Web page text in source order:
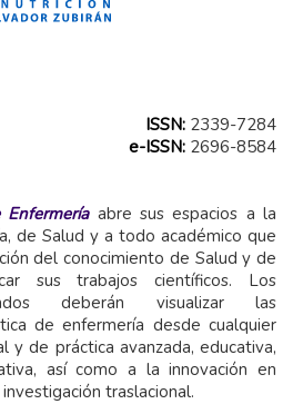
ISSN: 2339-7284
e-ISSN: 2696-8584
abre sus espacios a la
de Salud y a todo académico que
del conocimiento de Salud y de
sus trabajos científicos. Los
deberán visualizar las
de enfermería desde cualquier
y de práctica avanzada, educativa,
así como a la innovación en
traslacional.